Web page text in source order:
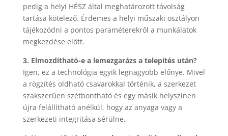
pedig a helyi HÉSZ által meghatározott távolság
tartása kötelező. Érdemes a helyi műszaki osztályon
tájékozódni a pontos paraméterekről a munkálatok
megkezdése előtt.
3. Elmozdítható-e a lemezgarázs a telepítés után?
Igen, ez a technológia egyik legnagyobb előnye. Mivel
a rögzítés oldható csavarokkal történik, a szerkezet
szakszerűen szétbontható és egy másik helyszínen
újra felállítható anélkül, hogy az anyaga vagy a
szerkezeti integritása sérülne.